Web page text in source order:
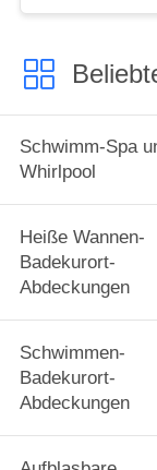
Schwimm-Spa
Whirlpool
Heiße Wannen-
Badekurort-
Abdeckungen
Schwimmen-
Badekurort-
Abdeckungen